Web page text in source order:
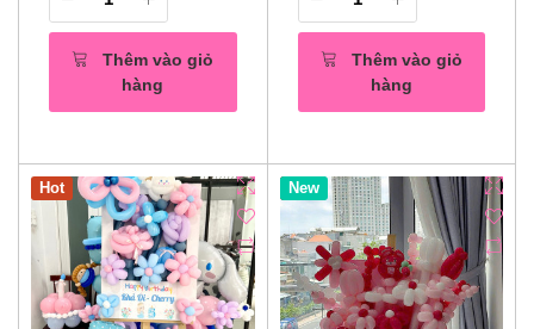
Thêm vào giỏ
hàng
Thêm vào giỏ
hàng
Hot Hot
New